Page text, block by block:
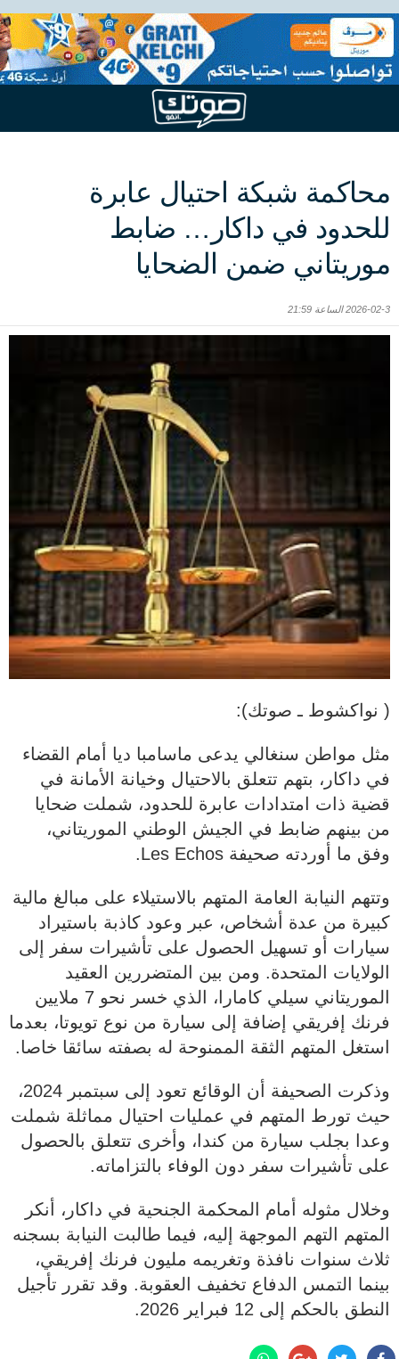
محاكمة شبكة احتيال عابرة
للحدود في داكار… ضابط
موريتاني ضمن الضحايا
2026-02-3 الساعة 21:59
( نواكشوط ـ صوتك):
مثل مواطن سنغالي يدعى ماسامبا ديا أمام القضاء
في داكار، بتهم تتعلق بالاحتيال وخيانة الأمانة في
قضية ذات امتدادات عابرة للحدود، شملت ضحايا
من بينهم ضابط في الجيش الوطني الموريتاني،
وفق ما أوردته صحيفة Les Echos.
وتتهم النيابة العامة المتهم بالاستيلاء على مبالغ مالية
كبيرة من عدة أشخاص، عبر وعود كاذبة باستيراد
سيارات أو تسهيل الحصول على تأشيرات سفر إلى
الولايات المتحدة. ومن بين المتضررين العقيد
الموريتاني سيلي كامارا، الذي خسر نحو 7 ملايين
فرنك إفريقي إضافة إلى سيارة من نوع تويوتا، بعدما
استغل المتهم الثقة الممنوحة له بصفته سائقا خاصا.
وذكرت الصحيفة أن الوقائع تعود إلى سبتمبر 2024،
حيث تورط المتهم في عمليات احتيال مماثلة شملت
وعدا بجلب سيارة من كندا، وأخرى تتعلق بالحصول
على تأشيرات سفر دون الوفاء بالتزاماته.
وخلال مثوله أمام المحكمة الجنحية في داكار، أنكر
المتهم التهم الموجهة إليه، فيما طالبت النيابة بسجنه
ثلاث سنوات نافذة وتغريمه مليون فرنك إفريقي،
بينما التمس الدفاع تخفيف العقوبة. وقد تقرر تأجيل
النطق بالحكم إلى 12 فبراير 2026.